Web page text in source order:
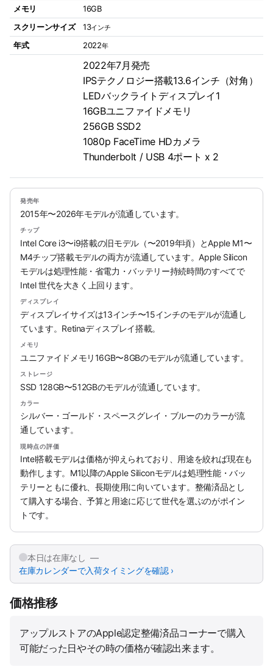
メモリ
16GB
スクリーンサイズ
13インチ
年式 2022年
2022年7月発売
IPSテクノロジー搭載13.6インチ（対角）
LEDバックライトディスプレイ1
16GBユニファイドメモリ
256GB SSD2
1080p FaceTime HDカメラ
Thunderbolt / USB 4ポート x 2
発売年
2015年〜2026年モデルが流通しています。
チップ
Intel Core i3〜i9搭載の旧モデル（〜2019年頃）とApple M1〜
M4チップ搭載モデルの両方が流通しています。Apple Silicon
モデルは処理性能・省電力・バッテリー持続時間のすべてで
Intel 世代を大きく上回ります。
ディスプレイ
ディスプレイサイズは13インチ〜15インチのモデルが流通し
ています。Retinaディスプレイ搭載。
メモリ
ユニファイドメモリ16GB〜8GBのモデルが流通しています。
ストレージ
SSD 128GB〜512GBのモデルが流通しています。
カラー
シルバー・ゴールド・スペースグレイ・ブルーのカラーが流
通しています。
現時点の評価
Intel搭載モデルは価格が抑えられており、用途を絞れば現在も
動作します。M1以降のApple Siliconモデルは処理性能・バッ
テリーともに優れ、長期使用に向いています。整備済品とし
て購入する場合、予算と用途に応じて世代を選ぶのがポイン
トです。
本日は在庫なし —
在庫カレンダーで入荷タイミングを確認 ›
価格推移
アップルストアのApple認定整備済品コーナーで購入
可能だった日やその時の価格が確認出来ます。